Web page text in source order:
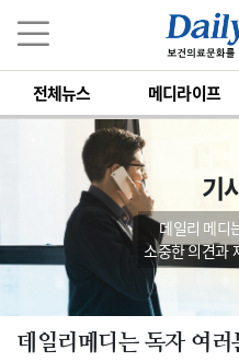
전체뉴스 메디라이프
기
데일리 메디
소중한 의견과
데일리메디는 독자 여